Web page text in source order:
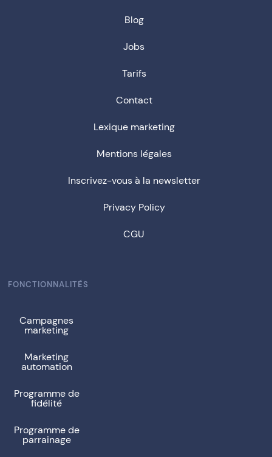
Blog
Jobs
Tarifs
Contact
Lexique marketing
Mentions légales
Inscrivez-vous à la newsletter
Privacy Policy
CGU
FONCTIONNALITÉS
Campagnes
marketing
Marketing
automation
Programme de
fidélité
Programme de
parrainage